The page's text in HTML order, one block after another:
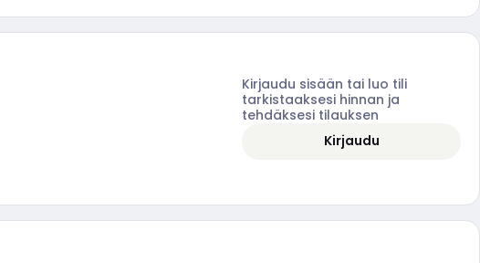
Kirjaudu sisään tai luo tili
tarkistaaksesi hinnan ja
tehdäksesi tilauksen
Kirjaudu